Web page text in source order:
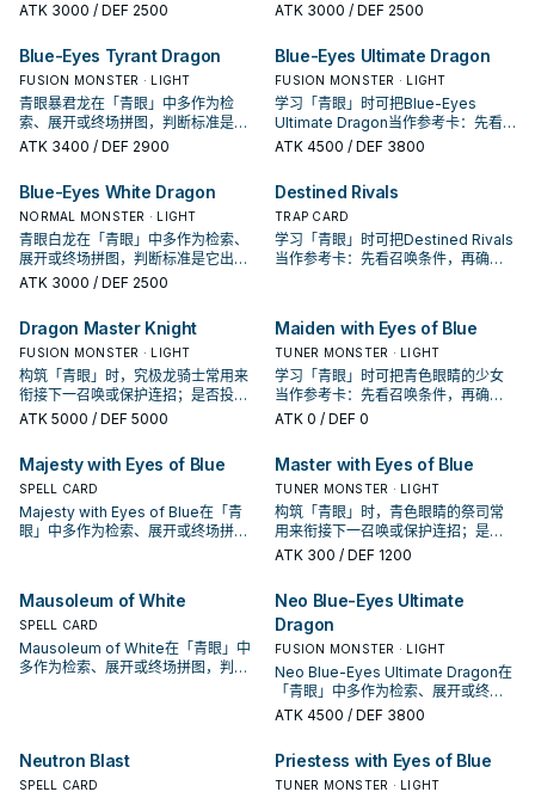
起手、展开还是收益卡。
ATK 3000 / DEF 2500
条件，再确认它是起手、展开还是收
ATK 3000 / DEF 2500
Blue-Eyes Tyrant Dragon
FUSION MONSTER · LIGHT
青眼暴君龙在「青眼」中多作为检
索、展开或终场拼图，判断标准是它
出现在成功起手中的频率。
ATK 3400 / DEF 2900
Blue-Eyes Ultimate Dragon
FUSION MONSTER · LIGHT
学习「青眼」时可把Blue-Eyes
Ultimate Dragon当作参考卡：先看
召唤条件，再确认它是起手、展开还
ATK 4500 / DEF 3800
Blue-Eyes White Dragon
NORMAL MONSTER · LIGHT
青眼白龙在「青眼」中多作为检索、
展开或终场拼图，判断标准是它出现
在成功起手中的频率。
ATK 3000 / DEF 2500
Destined Rivals
TRAP CARD
学习「青眼」时可把Destined Rivals
当作参考卡：先看召唤条件，再确认
Dragon Master Knight
FUSION MONSTER · LIGHT
构筑「青眼」时，究极龙骑士常用来
衔接下一召唤或保护连招；是否投入
取决于你的手坑／解场配置。
ATK 5000 / DEF 5000
Maiden with Eyes of Blue
TUNER MONSTER · LIGHT
学习「青眼」时可把青色眼睛的少女
当作参考卡：先看召唤条件，再确认
它是起手、展开还是收益卡。
ATK 0 / DEF 0
Majesty with Eyes of Blue
SPELL CARD
Majesty with Eyes of Blue在「青
眼」中多作为检索、展开或终场拼
Master with Eyes of Blue
TUNER MONSTER · LIGHT
构筑「青眼」时，青色眼睛的祭司常
用来衔接下一召唤或保护连招；是否
投入取决于你的手坑／解场配置。
ATK 300 / DEF 1200
Mausoleum of White
SPELL CARD
Mausoleum of White在「青眼」中
多作为检索、展开或终场拼图，判断
Neo Blue-Eyes Ultimate
Dragon
FUSION MONSTER · LIGHT
Neo Blue-Eyes Ultimate Dragon在
「青眼」中多作为检索、展开或终场
拼图，判断标准是它出现在成功起手
ATK 4500 / DEF 3800
Neutron Blast
SPELL CARD
Priestess with Eyes of Blue
TUNER MONSTER · LIGHT